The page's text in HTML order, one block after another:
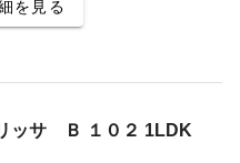
を見る
ッサ Ｂ １０２ 1LDK